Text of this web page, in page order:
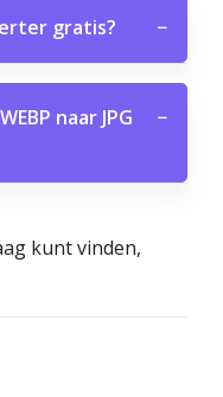
gratis? −
naar JPG
−
kunt vinden,